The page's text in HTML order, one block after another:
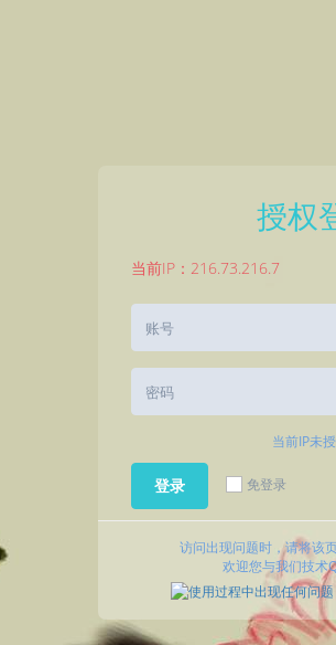
授权
当前IP：216.73.216.7
当前IP未
登录 免登录
访问出现问题时，请将该
欢迎您与我们技术